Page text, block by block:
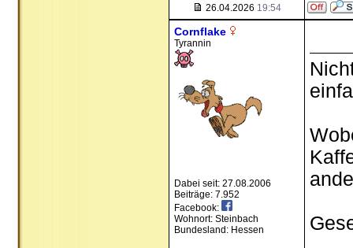
26.04.2026 19:54
Cornflake
Tyrannin
Dabei seit: 27.08.2006
Beiträge: 7.952
Facebook:
Wohnort: Steinbach
Bundesland: Hessen